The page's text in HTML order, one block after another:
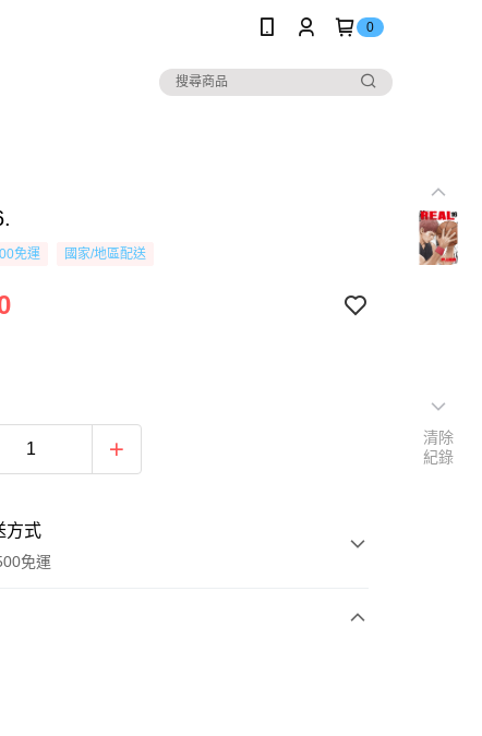
0
免運 國家/地區配送
方式
免運
款
清除
紀錄